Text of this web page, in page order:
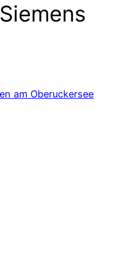
Siemens